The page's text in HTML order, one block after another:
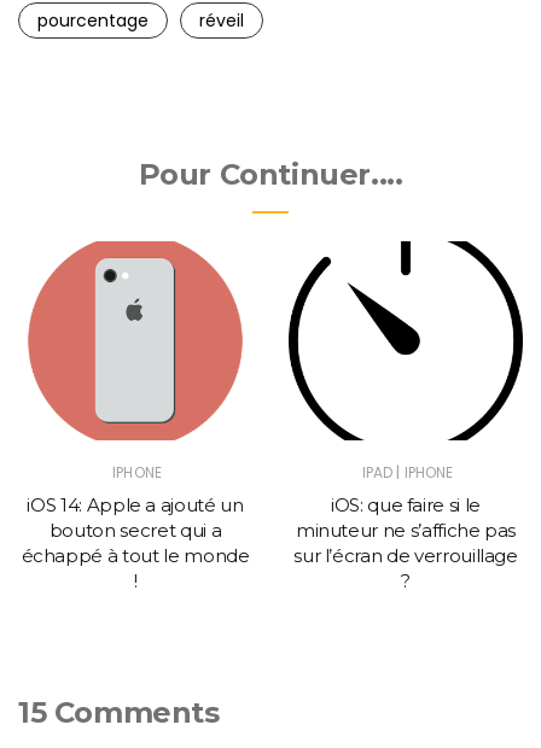
pourcentage
réveil
Pour Continuer....
IPHONE
iOS 14: Apple a ajouté un
bouton secret qui a
échappé à tout le monde
!
IPAD | IPHONE
iOS: que faire si le
minuteur ne s’affiche pas
sur l’écran de verrouillage
?
15 Comments